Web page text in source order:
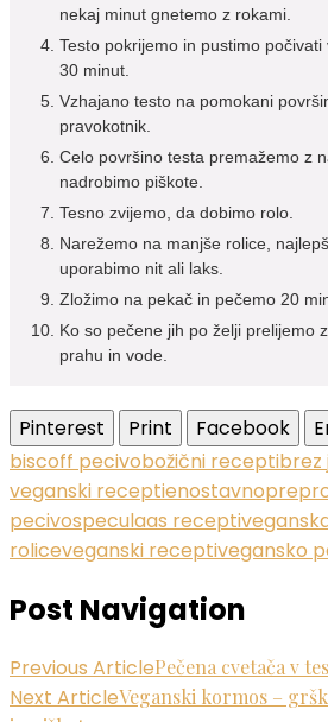
nekaj minut gnetemo z rokami.
Testo pokrijemo in pustimo
30 minut.
Vzhajano testo na pomokani
pravokotnik.
Celo površino testa premažemo z
nadrobimo piškote.
Tesno zvijemo, da dobimo rolo.
Narežemo na manjše rolice,
uporabimo nit ali laks.
Zložimo na pekač in pečemo 20
Ko so pečene jih po želji prelijemo
prahu in vode.
Pinterest Print Facebook
biscoff pecivobožični receptibrez
veganski receptienostavno
pecivospeculaas recepti
roliceveganski receptivegansko
Post Navigation
Previous ArticlePečena cvetača v
Next ArticleVeganski kormos –